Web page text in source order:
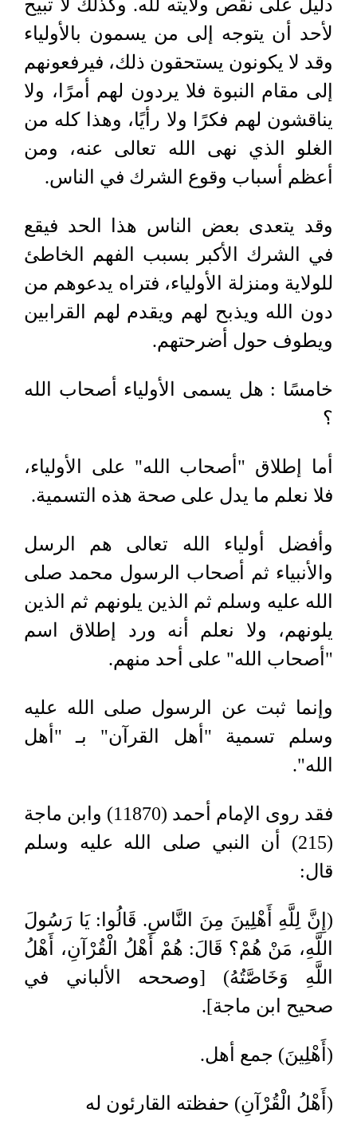
دليل على نقص ولايته لله. وكذلك لا تبيح
لأحد أن يتوجه إلى من يسمون بالأولياء
وقد لا يكونون يستحقون ذلك، فيرفعونهم
إلى مقام النبوة فلا يردون لهم أمرًا، ولا
يناقشون لهم فكرًا ولا رأيًا، وهذا كله من
الغلو الذي نهى الله تعالى عنه، ومن
أعظم أسباب وقوع الشرك في الناس.
وقد يتعدى بعض الناس هذا الحد فيقع
في الشرك الأكبر بسبب الفهم الخاطئ
للولاية ومنزلة الأولياء، فتراه يدعوهم من
دون الله ويذبح لهم ويقدم لهم القرابين
ويطوف حول أضرحتهم.
خامسًا : هل يسمى الأولياء أصحاب الله
؟
أما إطلاق "أصحاب الله" على الأولياء،
فلا نعلم ما يدل على صحة هذه التسمية.
وأفضل أولياء الله تعالى هم الرسل
والأنبياء ثم أصحاب الرسول محمد صلى
الله عليه وسلم ثم الذين يلونهم ثم الذين
يلونهم، ولا نعلم أنه ورد إطلاق اسم
"أصحاب الله" على أحد منهم.
وإنما ثبت عن الرسول صلى الله عليه
وسلم تسمية "أهل القرآن" بـ "أهل
الله".
فقد روى الإمام أحمد (11870) وابن ماجة
(215) أن النبي صلى الله عليه وسلم
قال:
(إِنَّ لِلَّهِ أَهْلِينَ مِنَ النَّاسِ. قَالُوا: يَا رَسُولَ
اللَّهِ، مَنْ هُمْ؟ قَالَ: هُمْ أَهْلُ الْقُرْآنِ، أَهْلُ
اللَّهِ وَخَاصَّتُهُ) [وصححه الألباني في
صحيح ابن ماجة].
(أَهْلِينَ) جمع أهل.
(أَهْلُ الْقُرْآنِ) حفظته القارئون له